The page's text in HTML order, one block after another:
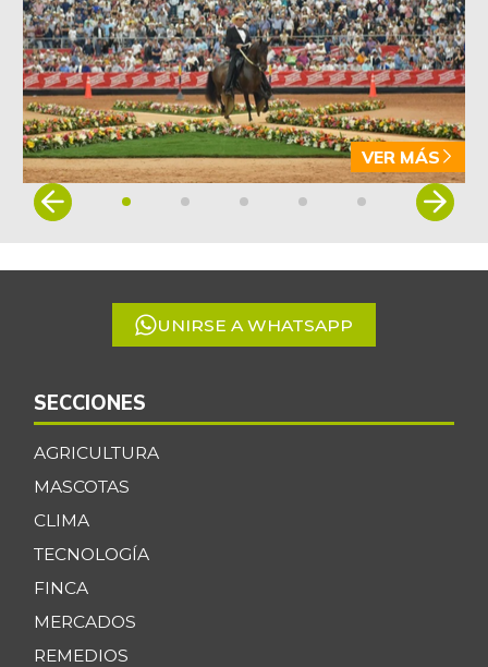
VER MÁS
Item
5
UNIRSE A WHATSAPP
SECCIONES
AGRICULTURA
MASCOTAS
CLIMA
TECNOLOGÍA
FINCA
MERCADOS
REMEDIOS